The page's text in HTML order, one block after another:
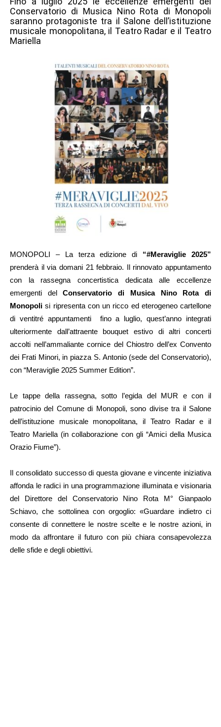
Conservatorio di Musica Nino Rota di Monopoli
saranno protagoniste tra il Salone dell’istituzione
musicale monopolitana, il Teatro Radar e il Teatro
Mariella
MONOPOLI – La terza edizione di “#Meraviglie 2025”
prenderà il via domani 21 febbraio. Il rinnovato appuntamento
con la rassegna concertistica dedicata alle eccellenze
emergenti delConservatorio di Musica Nino Rota di
Monopoli si ripresenta con un ricco ed eterogeneo cartellone
di ventitré appuntamenti fino a luglio, quest’anno integrati
ulteriormente dall’attraente bouquet estivo di altri concerti
accolti nell’ammaliante cornice del Chiostro dell’ex Convento
dei Frati Minori, in piazza S. Antonio (sede del Conservatorio),
con “Meraviglie 2025 Summer Edition”.
Le tappe della rassegna, sotto l’egida del MUR e con il
patrocinio del Comune di Monopoli, sono divise tra il Salone
dell’istituzione musicale monopolitana, il Teatro Radar e il
Teatro Mariella (in collaborazione con gli “Amici della Musica
Orazio Fiume”).
Il consolidato successo di questa giovane e vincente iniziativa
affonda le radici in una programmazione illuminata e visionaria
del Direttore del Conservatorio Nino Rota M° Gianpaolo
Schiavo, che sottolinea con orgoglio: «Guardare indietro ci
consente di connettere le nostre scelte e le nostre azioni, in
modo da affrontare il futuro con più chiara consapevolezza
delle sfide e degli obiettivi.